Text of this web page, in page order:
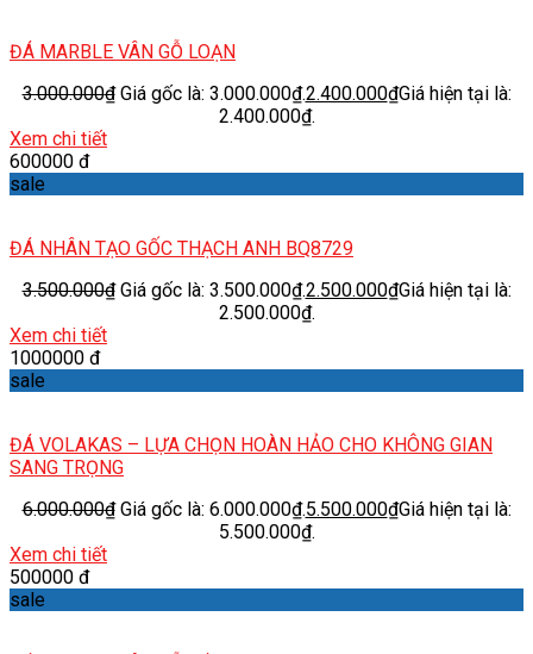
ĐÁ MARBLE VÂN GỖ LOẠN
3.000.000₫ Giá gốc là: 3.000.000₫.2.400.000₫Giá hiện tại là:
2.400.000₫.
Xem chi tiết
600000 đ
sale
ĐÁ NHÂN TẠO GỐC THẠCH ANH BQ8729
3.500.000₫ Giá gốc là: 3.500.000₫.2.500.000₫Giá hiện tại là:
2.500.000₫.
Xem chi tiết
1000000 đ
sale
ĐÁ VOLAKAS – LỰA CHỌN HOÀN HẢO CHO KHÔNG GIAN
SANG TRỌNG
6.000.000₫ Giá gốc là: 6.000.000₫.5.500.000₫Giá hiện tại là:
5.500.000₫.
Xem chi tiết
500000 đ
sale